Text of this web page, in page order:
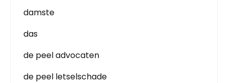
damste
das
de peel advocaten
de peel letselschade